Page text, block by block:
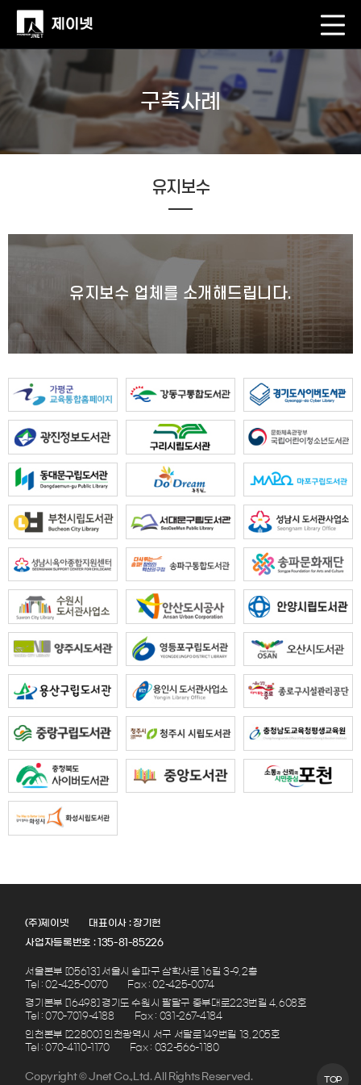
구축사례
유지보수
유지보수 업체를 소개해드립니다.
(주)제이넷
대표이사 : 장기헌
사업자등록번호 : 135-81-85226
서울본부 [05613] 서울시 송파구 삼학사로 16길 3-9, 2층
Tel : 02-425-0070
Fax : 02-425-0074
경기본부 [16498] 경기도 수원시 팔달구 중부대로223번길 4, 608호
Tel : 070-7019-4188
Fax : 031-267-4184
인천본부 [22800] 인천광역시 서구 서달로149번길 13, 205호
Tel : 070-4110-1170
Fax : 032-566-1180
Copyright © Jnet Co.,Ltd. All Rights Reserved. TOP